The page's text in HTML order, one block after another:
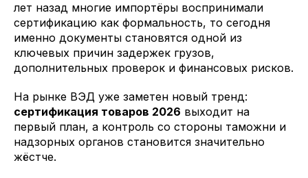
лет назад многие импортёры воспринимали
сертификацию как формальность, то сегодня
именно документы становятся одной из
ключевых причин задержек грузов,
дополнительных проверок и финансовых рисков.
На рынке ВЭД уже заметен новый тренд:
сертификация товаров 2026 выходит на
первый план, а контроль со стороны таможни и
надзорных органов становится значительно
жёстче.